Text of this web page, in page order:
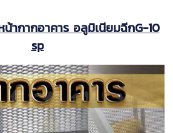
ากากอาคาร อลูมิเนียมฉีกG-10
sp